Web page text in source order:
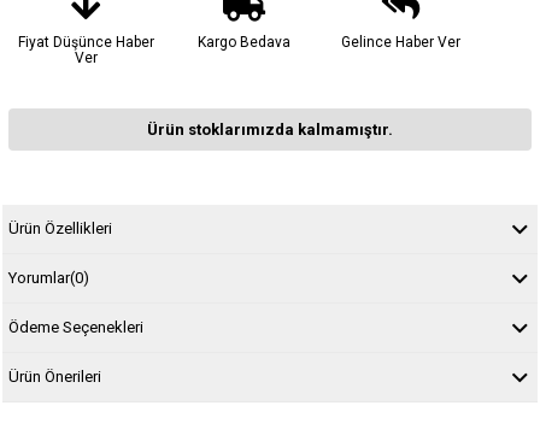
Fiyat Düşünce Haber
Ver
Kargo Bedava Gelince Haber Ver
Ürün stoklarımızda kalmamıştır.
Ürün Özellikleri
Yorumlar(0)
Ödeme Seçenekleri
Ürün Önerileri